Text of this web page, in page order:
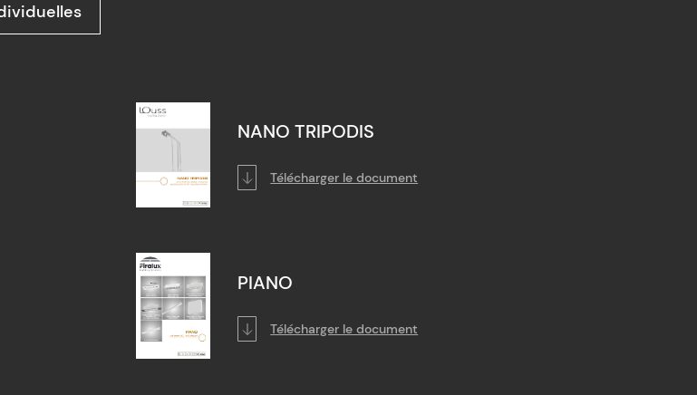
NANO TRIPODIS
Télécharger le document
PIANO
Télécharger le document